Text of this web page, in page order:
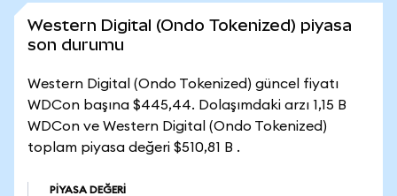
Western Digital (Ondo Tokenized) piyasa
son durumu
Western Digital (Ondo Tokenized) güncel fiyatı
WDCon başına $445,44. Dolaşımdaki arzı 1,15 B
WDCon ve Western Digital (Ondo Tokenized)
toplam piyasa değeri $510,81 B .
PIYASA DEĞERI